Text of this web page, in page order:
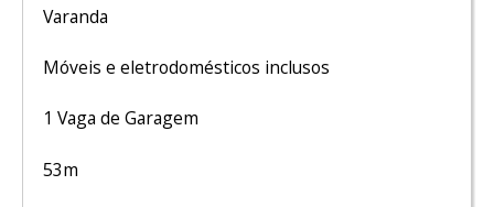
Varanda
Móveis e eletrodomésticos inclusos
1 Vaga de Garagem
53m